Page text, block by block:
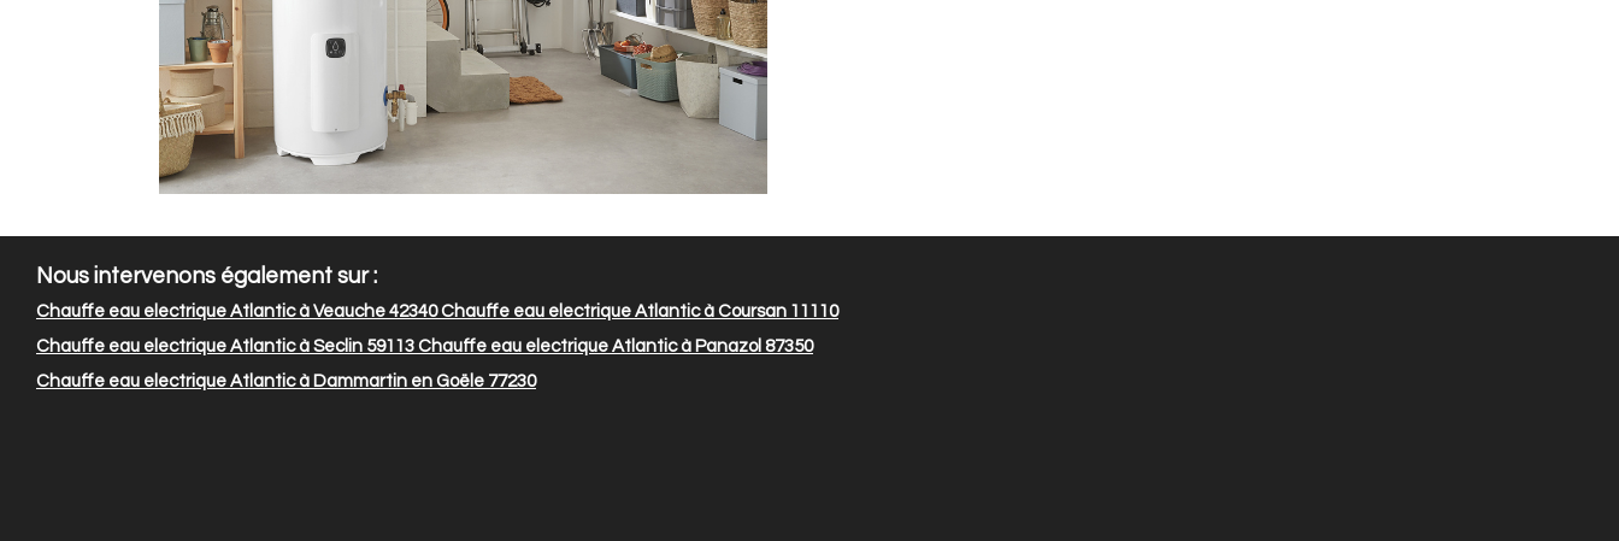
Nous intervenons également sur :
Chauffe eau electrique Atlantic à Veauche 42340Chauffe eau electrique Atlantic à Coursan 11110
Chauffe eau electrique Atlantic à Seclin 59113 Chauffe eau electrique Atlantic à Panazol 87350
Chauffe eau electrique Atlantic à Dammartin en Goële 77230